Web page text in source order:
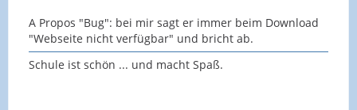
A Propos "Bug": bei mir sagt er immer beim Download
"Webseite nicht verfügbar" und bricht ab.
Schule ist schön ... und macht Spaß.